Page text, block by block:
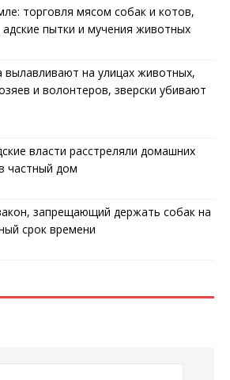
торговля мясом собак и котов,
пытки и мучения животных
вылавливают на улицах животных,
и волонтеров, зверски убивают
власти расстреляли домашних
частный дом
запрещающий держать собак на
срок времени